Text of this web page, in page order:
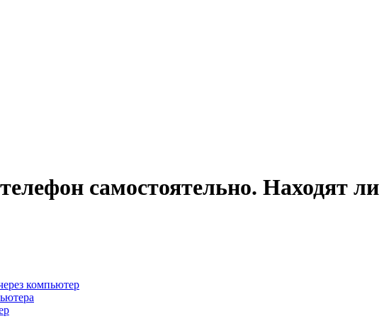
самостоятельно. Находят
компьютер